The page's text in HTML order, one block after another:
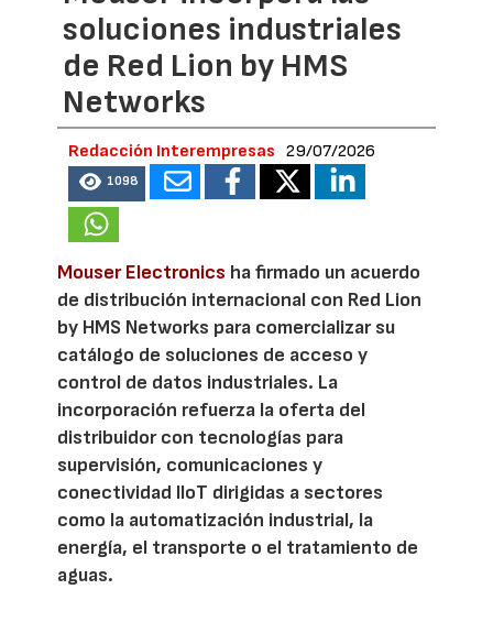
soluciones industriales
de Red Lion by HMS
Networks
Redacción Interempresas 29/07/2026
1098
Mouser Electronics ha firmado un acuerdo
de distribución internacional con Red Lion
by HMS Networks para comercializar su
catálogo de soluciones de acceso y
control de datos industriales. La
incorporación refuerza la oferta del
distribuidor con tecnologías para
supervisión, comunicaciones y
conectividad IIoT dirigidas a sectores
como la automatización industrial, la
energía, el transporte o el tratamiento de
aguas.